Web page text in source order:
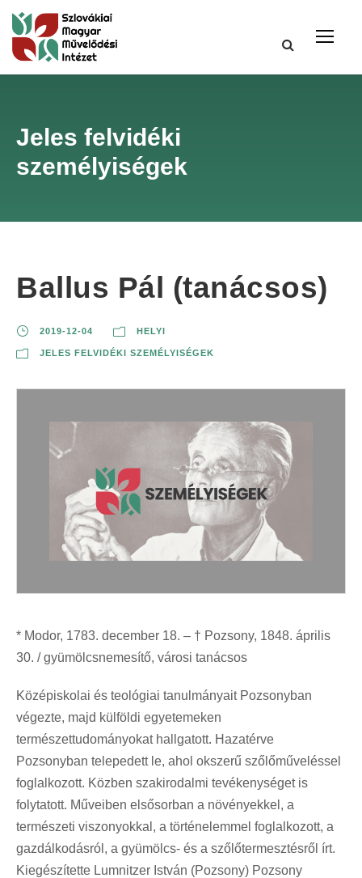
Jeles felvidéki
személyiségek
Ballus Pál (tanácsos)
2019-12-04 HELYI
JELES FELVIDÉKI SZEMÉLYISÉGEK
* Modor, 1783. december 18. – † Pozsony, 1848. április
30. / gyümölcsnemesítő, városi tanácsos
Középiskolai és teológiai tanulmányait Pozsonyban
végezte, majd külföldi egyetemeken
természettudományokat hallgatott. Hazatérve
Pozsonyban telepedett le, ahol okszerű szőlőműveléssel
foglalkozott. Közben szakirodalmi tevékenységet is
folytatott. Műveiben elsősorban a növényekkel, a
természeti viszonyokkal, a történelemmel foglalkozott, a
gazdálkodásról, a gyümölcs- és a szőlőtermesztésről írt.
Kiegészítette Lumnitzer István (Pozsony) Pozsony